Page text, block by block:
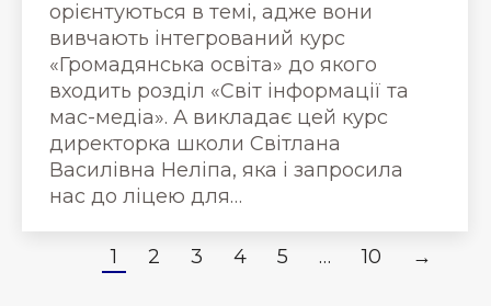
орієнтуються в темі, адже вони
вивчають інтегрований курс
«Громадянська освіта» до якого
входить розділ «Світ інформації та
мас-медіа». А викладає цей курс
директорка школи Світлана
Василівна Неліпа, яка і запросила
нас до ліцею для…
1 2 3 4 5 … 10 →